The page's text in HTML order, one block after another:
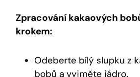
Zpracování kakaových
krokem:
Odeberte bílý ‌slupku ‍z
bobů a vyjměte jádro.